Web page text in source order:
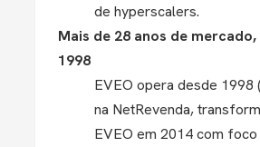
de hyperscalers.
Mais de 28 anos de
1998
EVEO opera desde 1998
na NetRevenda,
EVEO em 2014 com foco